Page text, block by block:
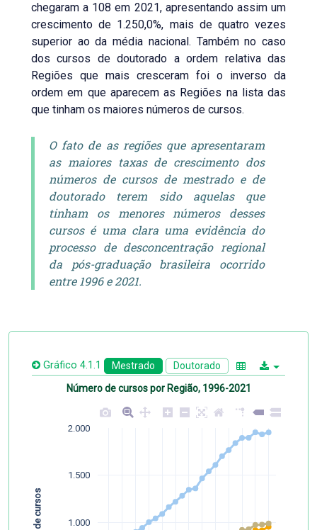
chegaram a 108 em 2021, apresentando assim um
crescimento de 1.250,0%, mais de quatro vezes
superior ao da média nacional. Também no caso
dos cursos de doutorado a ordem relativa das
Regiões que mais cresceram foi o inverso da
ordem em que aparecem as Regiões na lista das
que tinham os maiores números de cursos.
O fato de as regiões que apresentaram
as maiores taxas de crescimento dos
números de cursos de mestrado e de
doutorado terem sido aquelas que
tinham os menores números desses
cursos é uma clara uma evidência do
processo de desconcentração regional
da pós-graduação brasileira ocorrido
entre 1996 e 2021.
Gráfico 4.1.1 Mestrado Doutorado
Número de cursos por Região, 1996-2021
1.000
1.500
2.000